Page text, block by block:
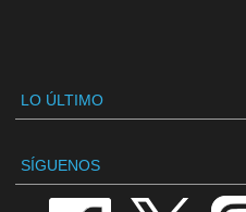
LO ÚLTIMO
SÍGUENOS